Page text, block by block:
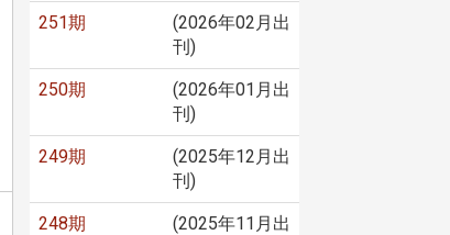
251期
(2026年02月出
刊)
250期
(2026年01月出
刊)
249期
(2025年12月出
刊)
248期
(2025年11月出